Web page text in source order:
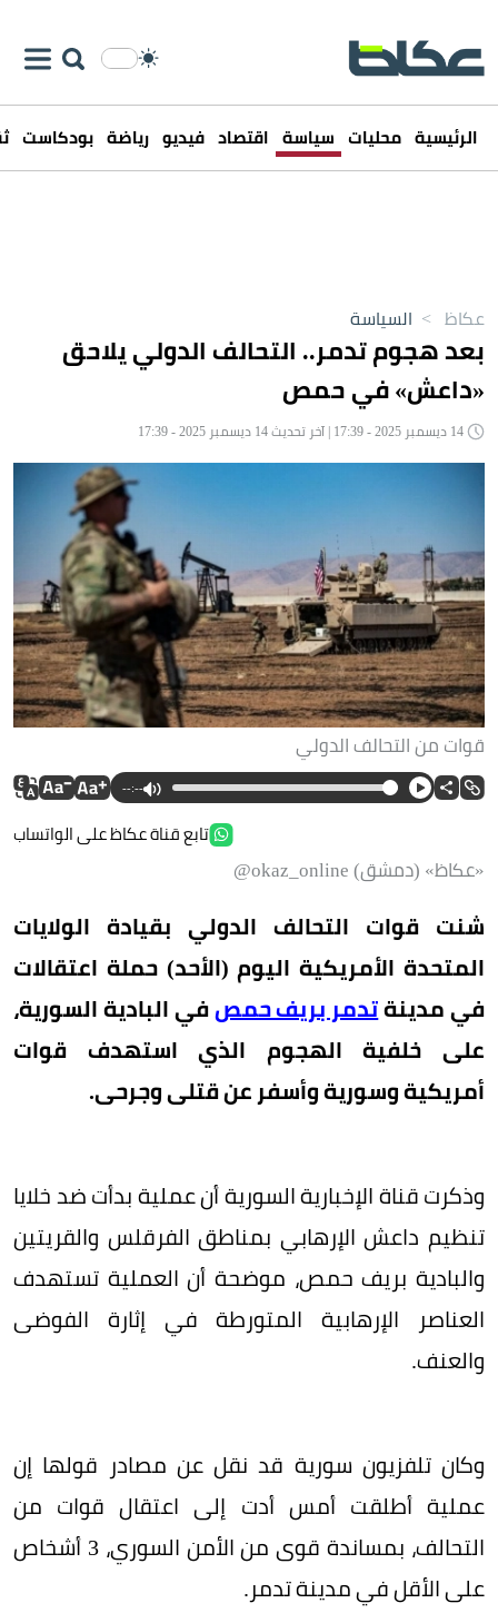
الرئيسية محليات سياسة اقتصاد فيديو رياضة بودكاست
عكاظ > السياسة
بعد هجوم تدمر.. التحالف الدولي يلاحق
«داعش» في حمص
قوات من التحالف الدولي
--:--
تابع قناة عكاظ على الواتساب
«عكاظ» (دمشق) okaz_online@
شنت قوات التحالف الدولي بقيادة الولايات
المتحدة الأمريكية اليوم (الأحد) حملة اعتقالات
في مدينةتدمر بريف حمصفي البادية السورية،
على خلفية الهجوم الذي استهدف قوات
أمريكية وسورية وأسفر عن قتلى وجرحى.
وذكرت قناة الإخبارية السورية أن عملية بدأت ضد خلايا
تنظيم داعش الإرهابي بمناطق الفرقلس والقريتين
والبادية بريف حمص، موضحة أن العملية تستهدف
العناصر الإرهابية المتورطة في إثارة الفوضى
والعنف.
وكان تلفزيون سورية قد نقل عن مصادر قولها إن
عملية أطلقت أمس أدت إلى اعتقال قوات من
التحالف، بمساندة قوى من الأمن السوري، 3 أشخاص
على الأقل في مدينة تدمر.